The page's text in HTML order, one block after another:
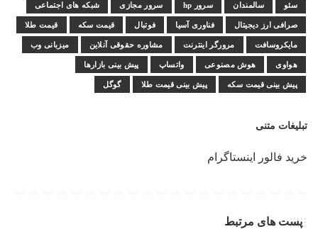
سئو سالمندان سرور hp سرور مجازی شبکه های اجتماعی
صرافی ارز دیجیتال فناوری آسیا فوتبال قیمت سکه قیمت طلا
مایکروسافت مرورگر اینترنت مشاوره حقوقی آنلاین میزبانی وب
هواوی هوش مصنوعی واتساپ پیش بینی بازارها
پیش بینی قیمت سکه پیش بینی قیمت طلا گوگل
تبلیغات متنی
خرید فالور اینستاگرام
پست های مرتبط